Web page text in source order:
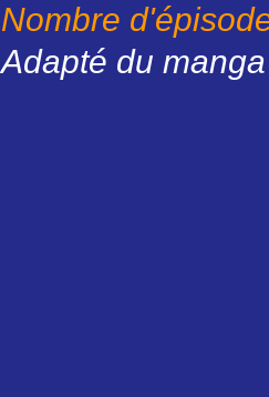
Nombre
Adapté du